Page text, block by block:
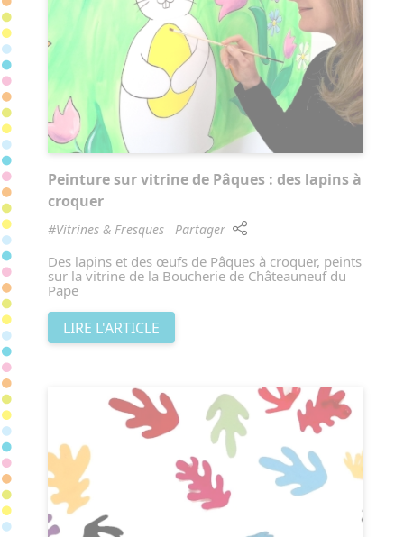
Peinture sur vitrine de Pâques : des lapins à
croquer
#Vitrines & Fresques Partager
Des lapins et des œufs de Pâques à croquer, peints
sur la vitrine de la Boucherie de Châteauneuf du
Pape
LIRE L'ARTICLE